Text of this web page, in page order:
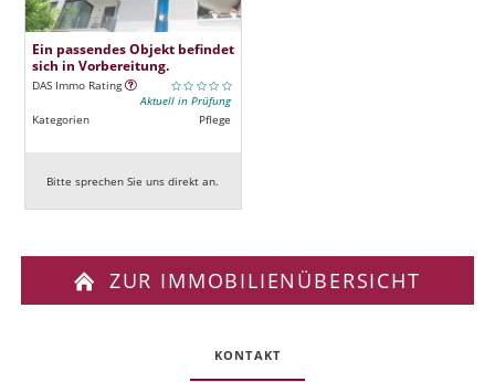
Ein passendes Objekt befindet
sich in Vorbereitung.
DAS Immo Rating
Aktuell in Prüfung
Kategorien
Pflege
Bitte sprechen Sie uns direkt an.
ZUR IMMOBILIENÜBERSICHT
KONTAKT